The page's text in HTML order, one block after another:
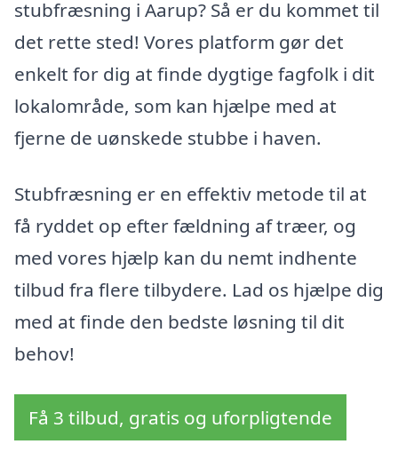
stubfræsning i Aarup? Så er du kommet til
det rette sted! Vores platform gør det
enkelt for dig at finde dygtige fagfolk i dit
lokalområde, som kan hjælpe med at
fjerne de uønskede stubbe i haven.
Stubfræsning er en effektiv metode til at
få ryddet op efter fældning af træer, og
med vores hjælp kan du nemt indhente
tilbud fra flere tilbydere. Lad os hjælpe dig
med at finde den bedste løsning til dit
behov!
Få 3 tilbud, gratis og uforpligtende